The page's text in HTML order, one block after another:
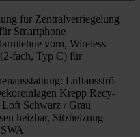
für Zen­tral­ver­rie­ge­lung
Smart­phone
vorn, Wire­less
Typ C) für
Luft­aus­strö­
Krepp Recy­
Schwarz / Grau
heiz­bar, Sitz­hei­zung